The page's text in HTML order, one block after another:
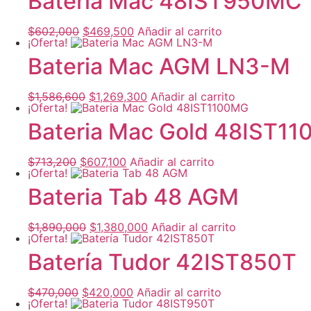
$602,000 El
precio
era:
$602,000.
$469,500 El
precio
es:
$469,500.
Añadir al carrito
¡Oferta!
Bateria Mac AGM LN3-M
$1,586,600 El
precio
era:
$1,586,600.
$1,269,300 El
precio
es:
$1,269,300.
Añadir al carrito
¡Oferta!
Bateria Mac Gold
$713,200 El
precio
era:
$713,200.
$607,100 El
precio
es:
$607,100.
Añadir al carrito
¡Oferta!
Bateria Tab 48 AGM
$1,890,000 El
precio
era:
$1,890,000.
$1,380,000 El
precio
es:
$1,380,000.
Añadir al carrito
¡Oferta!
Batería Tudor 42IST850T
$470,000 El
precio
$420,000 El
precio
Añadir al carrito
¡Oferta!